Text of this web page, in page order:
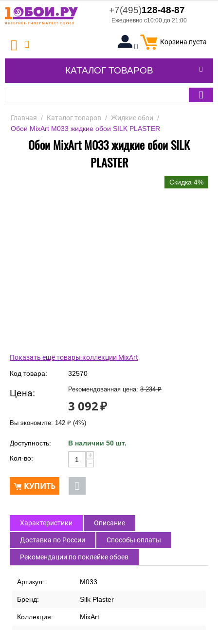
+7(495)128-48-87
Ежедневно с10:00 до 21:00
Корзина пуста
КАТАЛОГ ТОВАРОВ
Главная / Каталог товаров / Жидкие обои /
Обои MixArt M033 жидкие обои SILK PLASTER
Обои MixArt M033 жидкие обои SILK
PLASTER
Скидка 4%
Показать ещё товары коллекции MixArt
Код товара: 32570
Рекомендованная цена: 3 234 ₽
Цена:
3 092₽
Вы экономите: 142 ₽ (4%)
Доступность:
В наличии 50 шт.
Кол-во:
+
−
КУПИТЬ
Характеристики Описание
Доставка по России Способы оплаты
Рекомендации по поклейке обоев
Артикул: M033
Бренд: Silk Plaster
Коллекция: MixArt